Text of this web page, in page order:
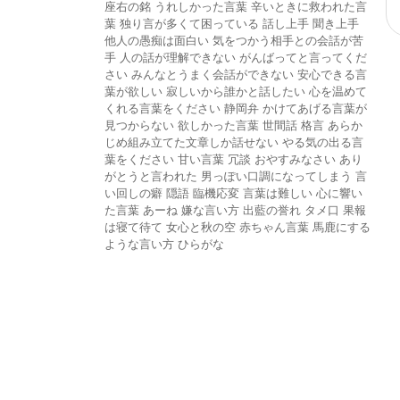
座右の銘 うれしかった言葉 辛いときに救われた言
葉 独り言が多くて困っている 話し上手 聞き上手
他人の愚痴は面白い 気をつかう相手との会話が苦
手 人の話が理解できない がんばってと言ってくだ
さい みんなとうまく会話ができない 安心できる言
葉が欲しい 寂しいから誰かと話したい 心を温めて
くれる言葉をください 静岡弁 かけてあげる言葉が
見つからない 欲しかった言葉 世間話 格言 あらか
じめ組み立てた文章しか話せない やる気の出る言
葉をください 甘い言葉 冗談 おやすみなさい あり
がとうと言われた 男っぽい口調になってしまう 言
い回しの癖 隠語 臨機応変 言葉は難しい 心に響い
た言葉 あーね 嫌な言い方 出藍の誉れ タメ口 果報
は寝て待て 女心と秋の空 赤ちゃん言葉 馬鹿にする
ような言い方 ひらがな